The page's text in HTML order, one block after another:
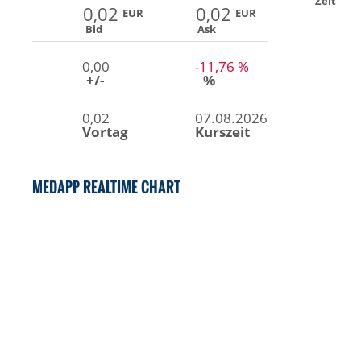
0,02 EUR
Bid
0,02 EUR
Ask
0,00
+/-
-11,76 %
%
0,02
Vortag
07.08.2026
Kurszeit
MEDAPP REALTIME CHART